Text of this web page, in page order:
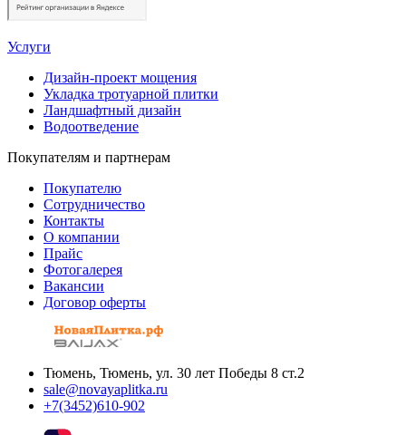
Услуги
Дизайн-проект мощения
Укладка тротуарной плитки
Ландшафтный дизайн
Водоотведение
Покупателям и партнерам
Покупателю
Сотрудничество
Контакты
О компании
Прайс
Фотогалерея
Вакансии
Договор оферты
Тюмень, Тюмень, ул. 30 лет Победы 8 ст.2
sale@novayaplitka.ru
+7(3452)610-902